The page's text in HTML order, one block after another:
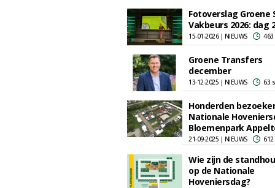
Fotoverslag Groene
Vakbeurs 2026: dag 2
15-01-2026 | NIEUWS 463
Groene Transfers
december
13-12-2025 | NIEUWS 63
Honderden
Nationale
Bloemenpark
21-09-2025 | NIEUWS
Wie zijn de
op de Nationale
Hoveniersdag?